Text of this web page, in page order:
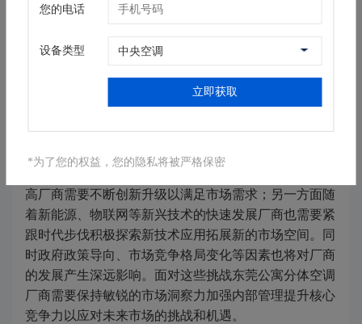
效比等措施降低产品对环境的影响；同时加强废旧产品
染。这种积极践行社会责任的行为不仅有助于提升企业
六、未来展望：挑战与机遇并存
展望未来东莞公寓分体空调厂商将面临更加复杂多变的
市场环境和更加激烈的竞争态势。一方面随着消费者对
高厂商需要不断创新升级以满足市场需求；另一方面随
着新能源、物联网等新兴技术的快速发展厂商也需要紧
跟时代步伐积极探索新技术应用拓展新的市场空间。同
时政府政策导向、市场竞争格局变化等因素也将对厂商
的发展产生深远影响。面对这些挑战东莞公寓分体空调
厂商需要保持敏锐的市场洞察力加强内部管理提升核心
竞争力以应对未来市场的挑战和机遇。
您的电话
设备类型
立即获取
*为了您的权益，您的隐私将被严格保密